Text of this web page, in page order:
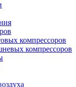
компрессоров
компрессоров